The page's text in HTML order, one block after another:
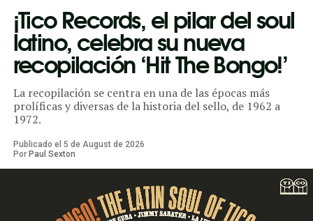
¡Tico Records, el pilar del soul
latino, celebra su nueva
recopilación ‘Hit The Bongo!’
La recopilación se centra en una de las épocas más
prolíficas y diversas de la historia del sello, de 1962 a
1972.
Publicado el 5 de August de 2026
Por Paul Sexton